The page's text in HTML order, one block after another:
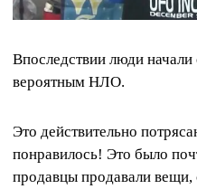
Впоследствии люди начали
вероятным НЛО.
Это действительно
понравилось! Это было
продавцы продавали вещи,